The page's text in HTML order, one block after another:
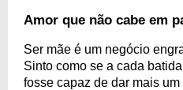
Amor que não cabe em
Ser mãe é um negócio
Sinto como se a cada
fosse capaz de dar mais